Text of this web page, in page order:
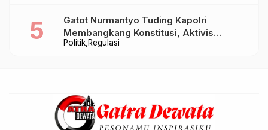
Politik Regulasi
Gatot Nurmantyo Tuding Kapolri
Membangkang Konstitusi, Aktivis
Tegaskan Polri Tak Punya Sejarah